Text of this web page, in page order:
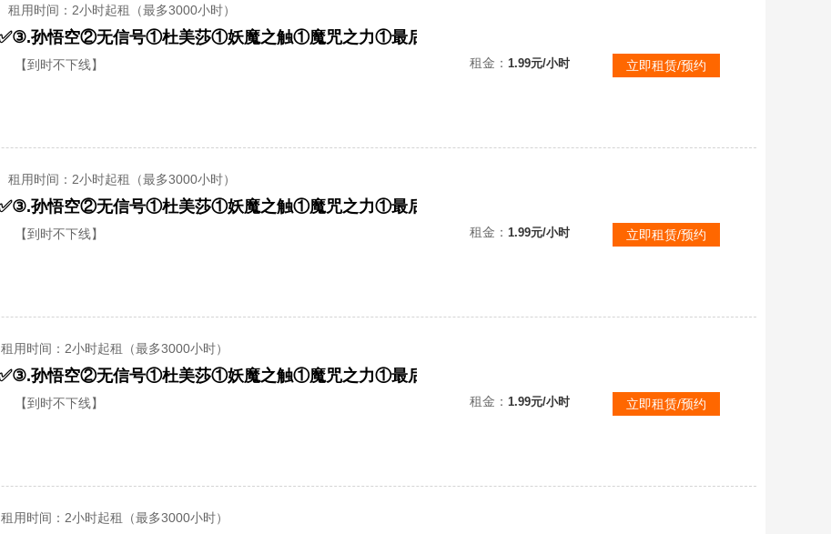
租用时间 ：2小时起租（最多3000小时）
【到时不下线】 租金： 1.99元/小时 立即租赁/预约
租用时间 ：2小时起租（最多3000小时）
【到时不下线】 租金： 1.99元/小时 立即租赁/预约
租用时间 ：2小时起租（最多3000小时）
【到时不下线】 租金： 1.99元/小时 立即租赁/预约
租用时间 ：2小时起租（最多3000小时）